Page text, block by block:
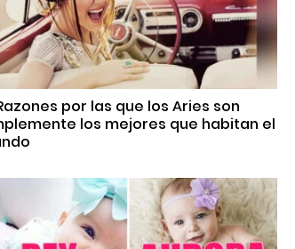
por las que los Aries son
los mejores que habitan el